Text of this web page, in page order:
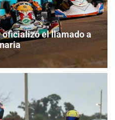
oficializó el llamado a